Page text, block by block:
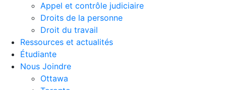
Appel et contrôle judiciaire
Droits de la personne
Droit du travail
Ressources et actualités
Étudiante
Nous Joindre
Ottawa